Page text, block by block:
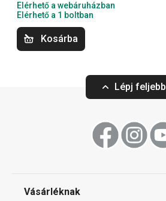
Elérhető a webáruházban
Elérhető a 1 boltban
Kosárba
Lépj feljebb
Vásárléknak